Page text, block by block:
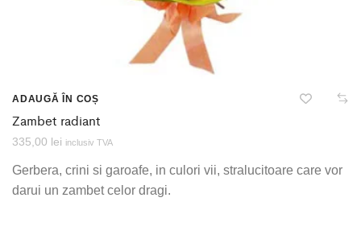
ADAUGĂ ÎN COȘ
Zambet radiant
335,00 lei inclusiv TVA
Gerbera, crini si garoafe, in culori vii, stralucitoare care vor
darui un zambet celor dragi.